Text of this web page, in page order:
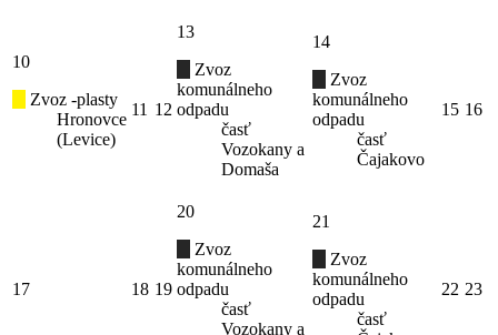
10
Zvoz -plasty
Hronovce
(Levice)
11 12
13
Zvoz
komunálneho
odpadu
časť
Vozokany a
Domaša
14
Zvoz
komunálneho
odpadu
časť
Čajakovo
15 16
17 18 19
20
Zvoz
komunálneho
odpadu
časť
Vozokany a
21
Zvoz
komunálneho
odpadu
časť
22 23